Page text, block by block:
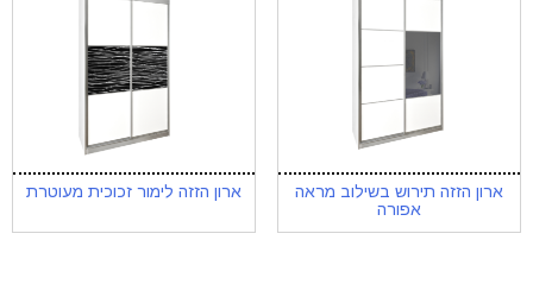
ארון הזזה תירוש בשילוב מראה
אפורה
ארון הזזה לימור זכוכית מעוטרת